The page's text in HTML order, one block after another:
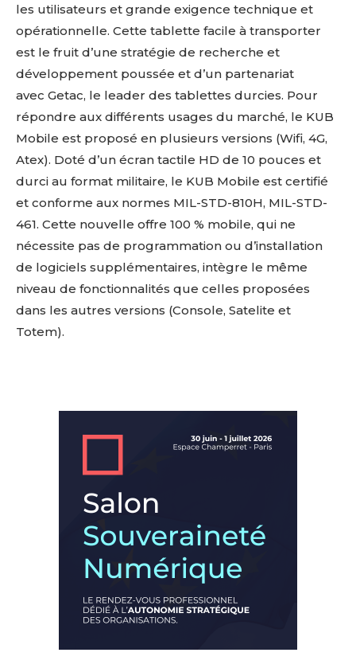
les utilisateurs et grande exigence technique et
opérationnelle. Cette tablette facile à transporter
est le fruit d’une stratégie de recherche et
développement poussée et d’un partenariat
avec Getac, le leader des tablettes durcies. Pour
répondre aux différents usages du marché, le KUB
Mobile est proposé en plusieurs versions (Wifi, 4G,
Atex). Doté d’un écran tactile HD de 10 pouces et
durci au format militaire, le KUB Mobile est certifié
et conforme aux normes MIL-STD-810H, MIL-STD-
461. Cette nouvelle offre 100 % mobile, qui ne
nécessite pas de programmation ou d’installation
de logiciels supplémentaires, intègre le même
niveau de fonctionnalités que celles proposées
dans les autres versions (Console, Satelite et
Totem).